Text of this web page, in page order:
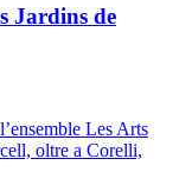
Jardins de
Les Arts
oltre a Corelli,